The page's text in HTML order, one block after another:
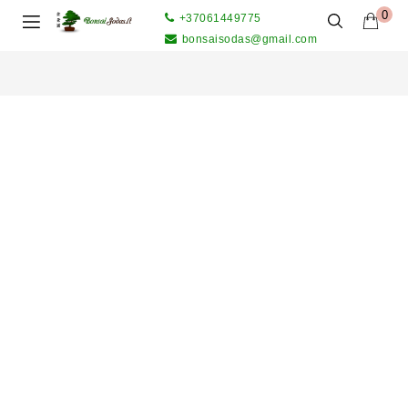
0
+37061449775
bonsaisodas@gmail.com